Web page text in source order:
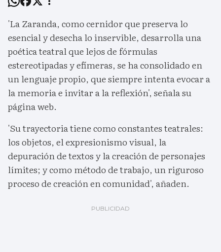
'La Zaranda, como cernidor que preserva lo
esencial y desecha lo inservible, desarrolla una
poética teatral que lejos de fórmulas
estereotipadas y efímeras, se ha consolidado en
un lenguaje propio, que siempre intenta evocar a
la memoria e invitar a la reflexión', señala su
página web.
'Su trayectoria tiene como constantes teatrales:
los objetos, el expresionismo visual, la
depuración de textos y la creación de personajes
límites; y como método de trabajo, un riguroso
proceso de creación en comunidad', añaden.